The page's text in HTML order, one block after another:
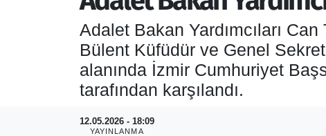
Adalet Bakan Yardımcıları
Bülent Küfüdür ve Genel
alanında İzmir Cumhuriyet
tarafından karşılandı.
12.05.2026 - 18:09
YAYINLANMA
EKONOMİ
SİYASET
ASAYİŞ
Puan Durumu ve Fikstür
Tüm Manşetler
Son Dakika Haberleri
Haber Arşivi